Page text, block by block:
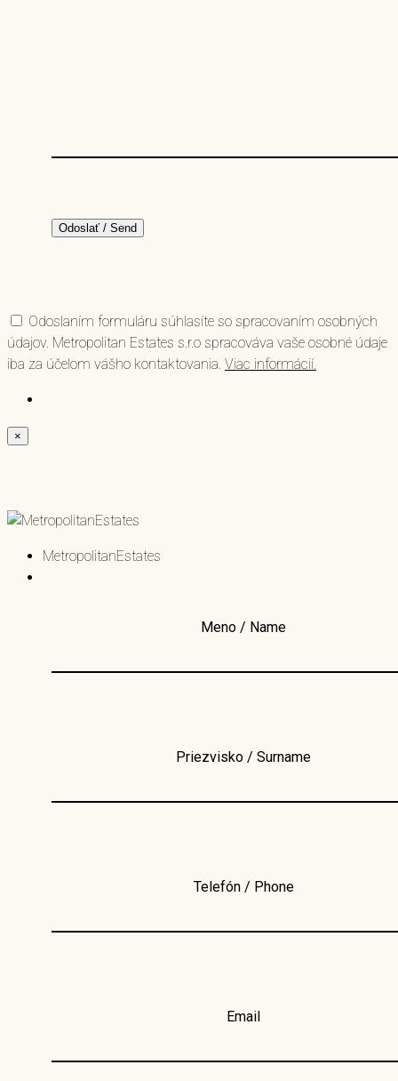
Odoslaním formuláru súhlasíte so spracovaním osobných
údajov. Metropolitan Estates s.r.o spracováva vaše osobné údaje
iba za účelom vášho kontaktovania. Viac informácií.
×
MetropolitanEstates
Meno / Name
Priezvisko / Surname
Telefón / Phone
Email